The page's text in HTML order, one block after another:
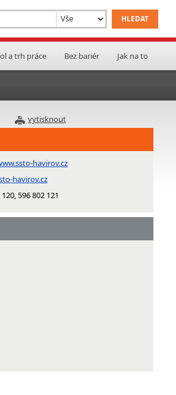
a trh práce Bez bariér Jak na to
vytisknout
havirov.cz
havirov.cz
596 802 121